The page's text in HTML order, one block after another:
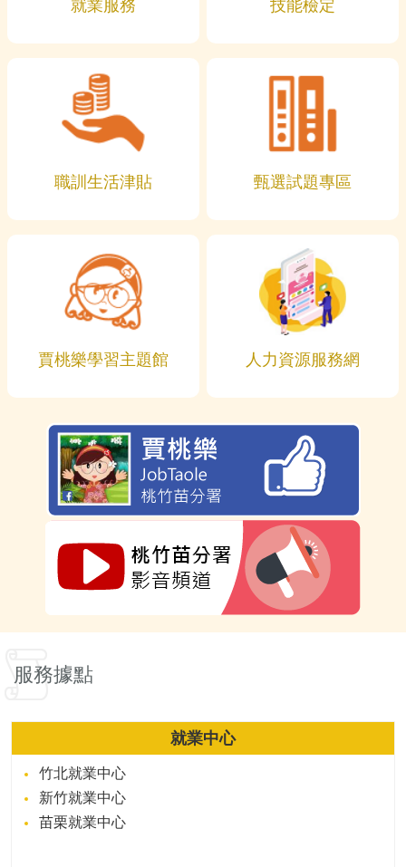
就業服務 技能檢定
職訓生活津貼 甄選試題專區
賈桃樂學習主題館 人力資源服務網
服務據點
就業中心
竹北就業中心
新竹就業中心
苗栗就業中心